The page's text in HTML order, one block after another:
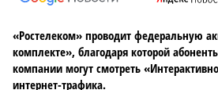
«Ростелеком» проводит федеральную
комплекте», благодаря которой
компании могут смотреть
интернет-трафика.